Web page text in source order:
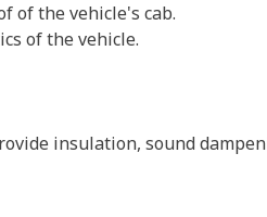
of the vehicle's cab.
of the vehicle.
insulation, sound